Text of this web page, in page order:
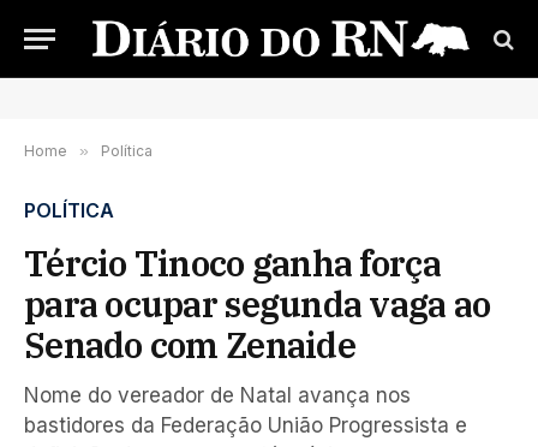
Home » Política
POLÍTICA
Tércio Tinoco ganha força
para ocupar segunda vaga ao
Senado com Zenaide
Nome do vereador de Natal avança nos
bastidores da Federação União Progressista e